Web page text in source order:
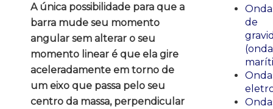
A única possibilidade para que a
barra mude seu momento
angular sem alterar o seu
momento linear é que ela gire
aceleradamente em torno de
um eixo que passa pelo seu
centro da massa, perpendicular
de